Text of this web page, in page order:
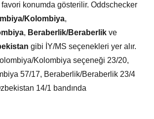
favori konumda gösterilir. Oddschecker
Kolombiya,
, Beraberlik/Beraberlik ve
gibi İY/MS seçenekleri yer alır.
Kolombiya seçeneği 23/20,
57/17, Beraberlik/Beraberlik 23/4
14/1 bandında